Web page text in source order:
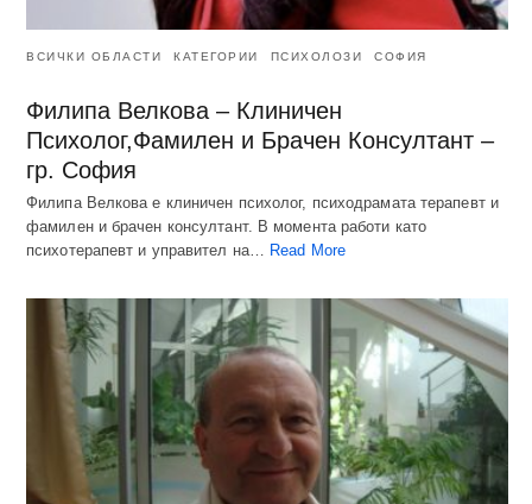
ВСИЧКИ ОБЛАСТИ КАТЕГОРИИ ПСИХОЛОЗИ СОФИЯ
Филипа Велкова – Клиничен
Психолог,Фамилен и Брачен Консултант –
гр. София
Филипа Велкова е клиничен психолог, психодрамата терапевт и
фамилен и брачен консултант. В момента работи като
психотерапевт и управител на…
Read More